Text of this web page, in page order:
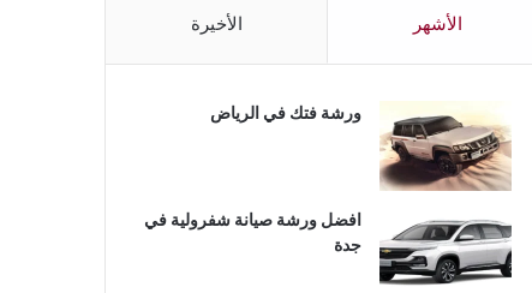
الأشهر الأخيرة
ورشة فتك في الرياض
افضل ورشة صيانة شفرولية في
جدة